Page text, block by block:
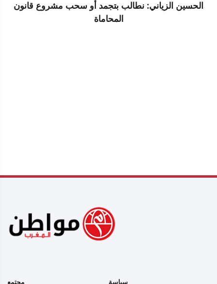
الحسين الزياني: نطالب بتجمد أو سحب مشروع قانون
المحاماة
سياسة مجتمع